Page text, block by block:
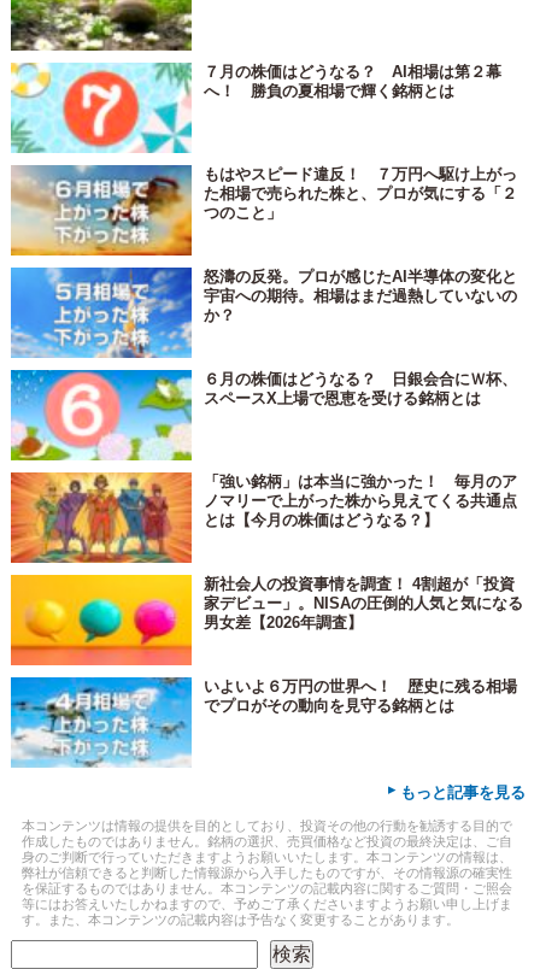
７月の株価はどうなる？ AI相場は第２幕
へ！ 勝負の夏相場で輝く銘柄とは
もはやスピード違反！ ７万円へ駆け上がっ
た相場で売られた株と、プロが気にする「２
つのこと」
怒濤の反発。プロが感じたAI半導体の変化と
宇宙への期待。相場はまだ過熱していないの
か？
６月の株価はどうなる？ 日銀会合にＷ杯、
スペースX上場で恩恵を受ける銘柄とは
「強い銘柄」は本当に強かった！ 毎月のア
ノマリーで上がった株から見えてくる共通点
とは【今月の株価はどうなる？】
新社会人の投資事情を調査！ 4割超が「投資
家デビュー」。NISAの圧倒的人気と気になる
男女差【2026年調査】
いよいよ６万円の世界へ！ 歴史に残る相場
でプロがその動向を見守る銘柄とは
▸ もっと記事を見る
本コンテンツは情報の提供を目的としており、投資その他の行動を勧誘する目的で
作成したものではありません。銘柄の選択、売買価格など投資の最終決定は、ご自
身のご判断で行っていただきますようお願いいたします。本コンテンツの情報は、
弊社が信頼できると判断した情報源から入手したものですが、その情報源の確実性
を保証するものではありません。本コンテンツの記載内容に関するご質問・ご照会
等にはお答えいたしかねますので、予めご了承くださいますようお願い申し上げま
す。また、本コンテンツの記載内容は予告なく変更することがあります。
検索